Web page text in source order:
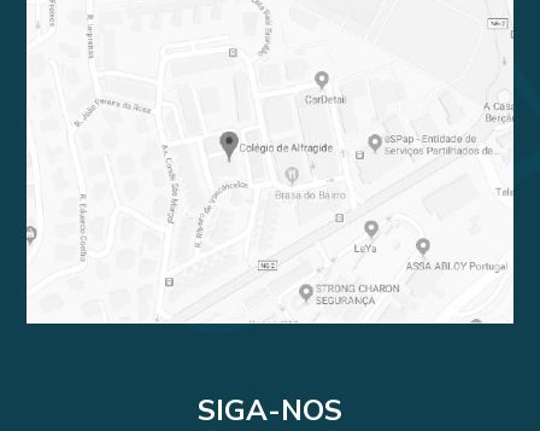
SIGA-NOS